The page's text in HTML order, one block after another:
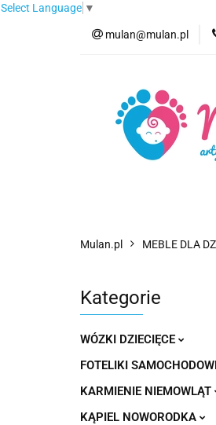
Select Language ▼
mulan@mulan.pl
Mulan.pl MEBLE DLA
Kategorie
WÓZKI DZIECIĘCE
FOTELIKI
KARMIENIE NIEMOWLĄT
KĄPIEL NOWORODKA